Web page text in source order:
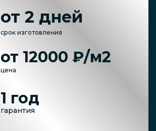
от 2 дней
срок изготовления
от 12000 ₽/м2
цена
1 год
гарантия